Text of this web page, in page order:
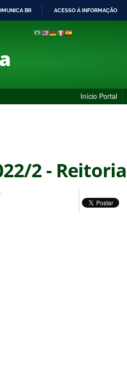
PARA
BR ACESSO À INFORMAÇÃO
Início Portal
2 - Reitoria